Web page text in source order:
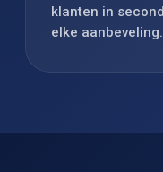
klanten in
elke aanbeveling.